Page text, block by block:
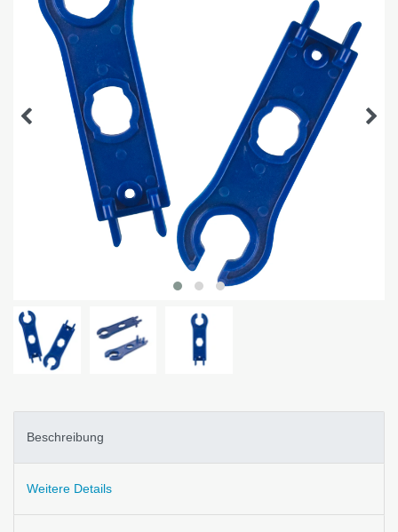
Beschreibung
Weitere Details